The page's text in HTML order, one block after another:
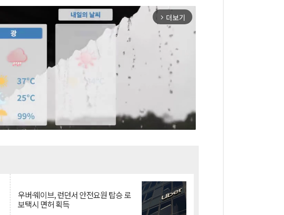
arrow_forward_ios 더보기
우버·웨이브, 런던서 안전요원 탑승 로
보택시 면허 획득